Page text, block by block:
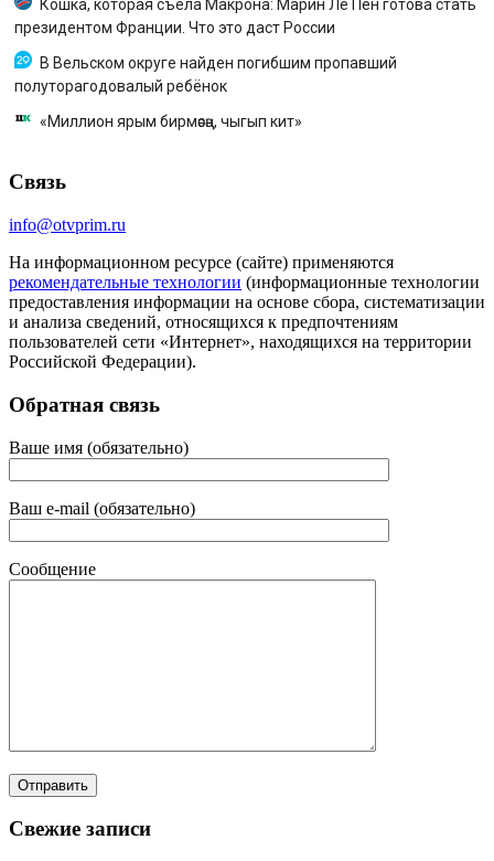
Кошка, которая съела Макрона: Марин Ле Пен готова стать
президентом Франции. Что это даст России
В Вельском округе найден погибшим пропавший
полуторагодовалый ребёнок
«Миллион ярым бирмәсәң, чыгып кит»
Связь
info@otvprim.ru
На информационном ресурсе (сайте) применяются
рекомендательные технологии (информационные технологии
предоставления информации на основе сбора, систематизации
и анализа сведений, относящихся к предпочтениям
пользователей сети «Интернет», находящихся на территории
Российской Федерации).
Обратная связь
Ваше имя (обязательно)
Ваш e-mail (обязательно)
Сообщение
Свежие записи